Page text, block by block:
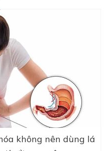
không nên dùng lá